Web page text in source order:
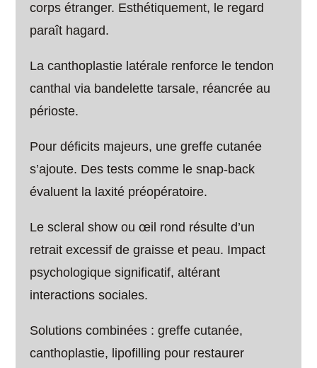
corps étranger. Esthétiquement, le regard
paraît hagard.
La canthoplastie latérale renforce le tendon
canthal via bandelette tarsale, réancrée au
périoste.
Pour déficits majeurs, une greffe cutanée
s’ajoute. Des tests comme le snap-back
évaluent la laxité préopératoire.
Le scleral show ou œil rond résulte d’un
retrait excessif de graisse et peau. Impact
psychologique significatif, altérant
interactions sociales.
Solutions combinées : greffe cutanée,
canthoplastie, lipofilling pour restaurer